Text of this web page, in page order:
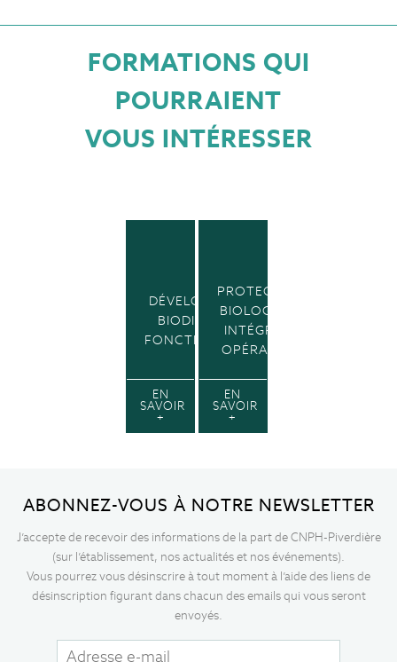
FORMATIONS QUI
POURRAIENT
VOUS INTÉRESSER
DÉVELOPPER LA
BIODIVERSITÉ
FONCTIONNELLE
EN
SAVOIR
+
PROTECTION
BIOLOGIQUE
INTÉGRÉE –
OPÉRATEUR
EN
SAVOIR
+
ABONNEZ-VOUS À NOTRE NEWSLETTER
J’accepte de recevoir des informations de la part de CNPH-Piverdière
(sur l’établissement, nos actualités et nos événements).
Vous pourrez vous désinscrire à tout moment à l’aide des liens de
désinscription figurant dans chacun des emails qui vous seront
envoyés.